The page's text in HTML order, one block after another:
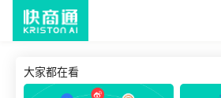
大家都在看